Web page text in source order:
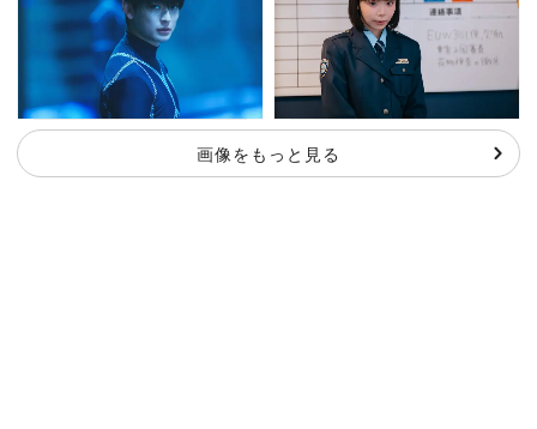
画像をもっと見る